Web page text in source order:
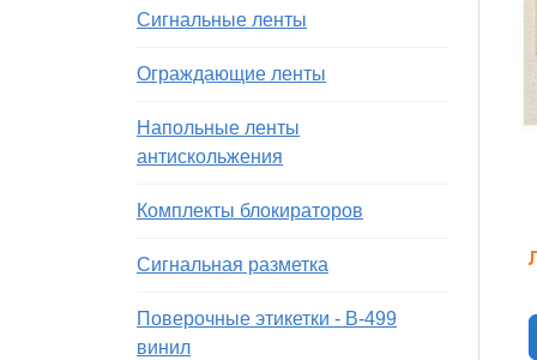
Сигнальные ленты
Ограждающие ленты
Напольные ленты
антискольжения
Комплекты блокираторов
Сигнальная разметка
Поверочные этикетки - В-499
винил